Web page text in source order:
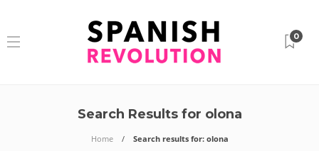
0
Search Results for olona
Home Search results for: olona